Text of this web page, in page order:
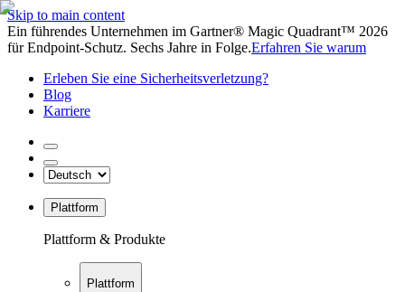
Skip to main content
Ein führendes Unternehmen im Gartner® Magic Quadrant™ 2026
für Endpoint-Schutz. Sechs Jahre in Folge.Erfahren Sie warum
Erleben Sie eine Sicherheitsverletzung?
Blog
Karriere
Plattform
Plattform & Produkte
Plattform